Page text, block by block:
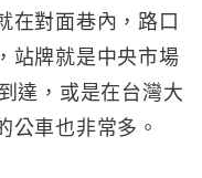
在對面巷內，路口
站牌就是中央市場
達，或是在台灣大
公車也非常多。